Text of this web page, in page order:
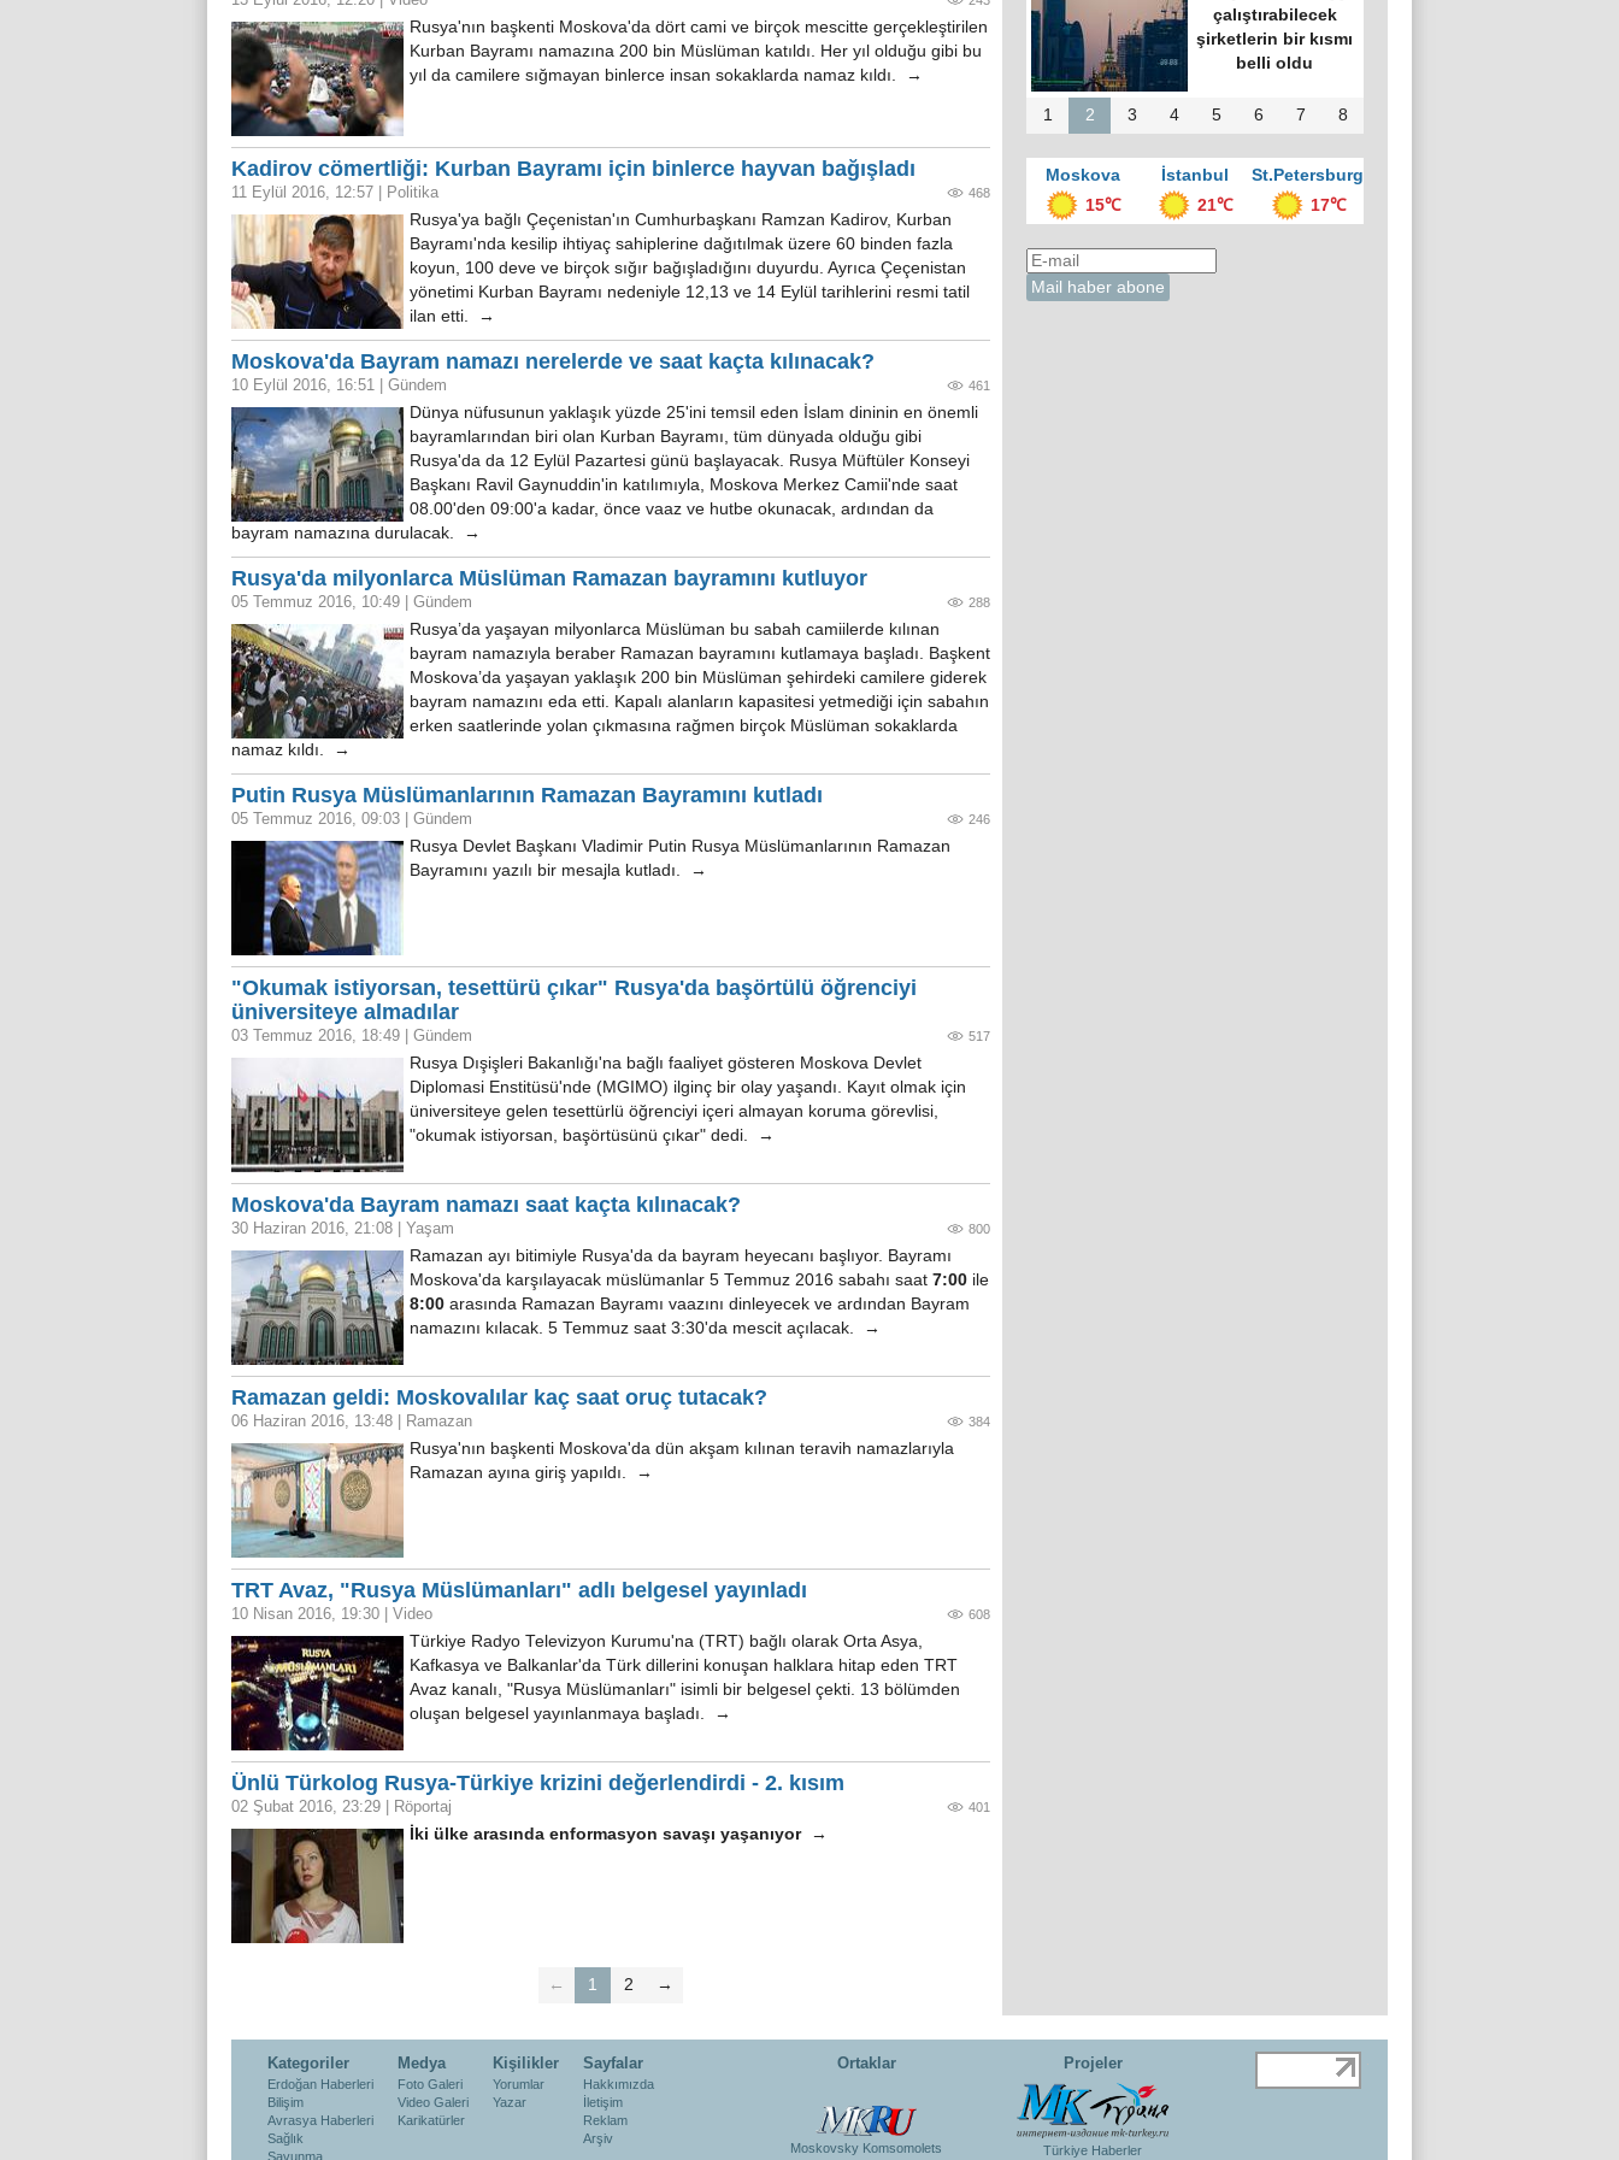
Rusya'nın başkenti Moskova'da dört cami ve birçok mescitte gerçekleştirilen
Kurban Bayramı namazına 200 bin Müslüman katıldı. Her yıl olduğu gibi bu
yıl da camilere sığmayan binlerce insan sokaklarda namaz kıldı. →
Kadirov cömertliği: Kurban Bayramı için binlerce hayvan bağışladı
11 Eylül 2016, 12:57 Politika 468
Rusya'ya bağlı Çeçenistan'ın Cumhurbaşkanı Ramzan Kadirov, Kurban
Bayramı'nda kesilip ihtiyaç sahiplerine dağıtılmak üzere 60 binden fazla
koyun, 100 deve ve birçok sığır bağışladığını duyurdu. Ayrıca Çeçenistan
yönetimi Kurban Bayramı nedeniyle 12,13 ve 14 Eylül tarihlerini resmi tatil
ilan etti. →
Moskova'da Bayram namazı nerelerde ve saat kaçta kılınacak?
10 Eylül 2016, 16:51 Gündem 461
Dünya nüfusunun yaklaşık yüzde 25'ini temsil eden İslam dininin en önemli
bayramlarından biri olan Kurban Bayramı, tüm dünyada olduğu gibi
Rusya'da da 12 Eylül Pazartesi günü başlayacak. Rusya Müftüler Konseyi
Başkanı Ravil Gaynuddin'in katılımıyla, Moskova Merkez Camii'nde saat
08.00'den 09:00'a kadar, önce vaaz ve hutbe okunacak, ardından da
bayram namazına durulacak. →
Rusya'da milyonlarca Müslüman Ramazan bayramını kutluyor
05 Temmuz 2016, 10:49 Gündem 288
Rusya’da yaşayan milyonlarca Müslüman bu sabah camiilerde kılınan
bayram namazıyla beraber Ramazan bayramını kutlamaya başladı. Başkent
Moskova’da yaşayan yaklaşık 200 bin Müslüman şehirdeki camilere giderek
bayram namazını eda etti. Kapalı alanların kapasitesi yetmediği için sabahın
erken saatlerinde yolan çıkmasına rağmen birçok Müslüman sokaklarda
namaz kıldı. →
Putin Rusya Müslümanlarının Ramazan Bayramını kutladı
05 Temmuz 2016, 09:03 Gündem 246
Rusya Devlet Başkanı Vladimir Putin Rusya Müslümanlarının Ramazan
Bayramını yazılı bir mesajla kutladı. →
"Okumak istiyorsan, tesettürü çıkar" Rusya'da başörtülü öğrenciyi
üniversiteye almadılar
03 Temmuz 2016, 18:49 Gündem 517
Rusya Dışişleri Bakanlığı'na bağlı faaliyet gösteren Moskova Devlet
Diplomasi Enstitüsü'nde (MGIMO) ilginç bir olay yaşandı. Kayıt olmak için
üniversiteye gelen tesettürlü öğrenciyi içeri almayan koruma görevlisi,
"okumak istiyorsan, başörtüsünü çıkar" dedi. →
Moskova'da Bayram namazı saat kaçta kılınacak?
30 Haziran 2016, 21:08 Yaşam 800
Ramazan ayı bitimiyle Rusya'da da bayram heyecanı başlıyor. Bayramı
Moskova'da karşılayacak müslümanlar 5 Temmuz 2016 sabahı saat 7:00 ile
8:00 arasında Ramazan Bayramı vaazını dinleyecek ve ardından Bayram
namazını kılacak. 5 Temmuz saat 3:30'da mescit açılacak. →
Ramazan geldi: Moskovalılar kaç saat oruç tutacak?
06 Haziran 2016, 13:48 Ramazan 384
Rusya'nın başkenti Moskova'da dün akşam kılınan teravih namazlarıyla
Ramazan ayına giriş yapıldı. →
TRT Avaz, "Rusya Müslümanları" adlı belgesel yayınladı
10 Nisan 2016, 19:30 Video 608
Türkiye Radyo Televizyon Kurumu'na (TRT) bağlı olarak Orta Asya,
Kafkasya ve Balkanlar'da Türk dillerini konuşan halklara hitap eden TRT
Avaz kanalı, "Rusya Müslümanları" isimli bir belgesel çekti. 13 bölümden
oluşan belgesel yayınlanmaya başladı. →
Ünlü Türkolog Rusya-Türkiye krizini değerlendirdi - 2. kısım
02 Şubat 2016, 23:29 Röportaj 401
İki ülke arasında enformasyon savaşı yaşanıyor→
← 1 2 →
çalıştırabilecek
şirketlerin bir kısmı
belli oldu
1 2 3 4 5 6 7 8
Moskova İstanbul
St.Petersburg
15℃
21℃ 17℃
Kategoriler
Erdoğan Haberleri
Bilişim
Avrasya Haberleri
Sağlık
Savunma
Medya
Foto Galeri
Video Galeri
Karikatürler
Kişilikler
Yorumlar
Yazar
Sayfalar
Hakkımızda
İletişim
Reklam
Arşiv
Ortaklar
Moskovsky Komsomolets
Projeler
Türkiye Haberler